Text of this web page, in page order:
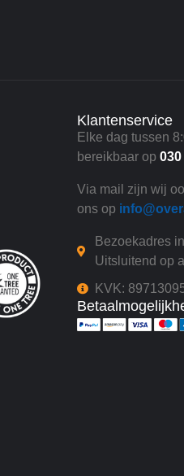
Klantenservice
Elke dag tussen
bereikbaar op 030
Via mail zijn wij
ons op
Bezoekadres
Uitsluitend op
KVK: